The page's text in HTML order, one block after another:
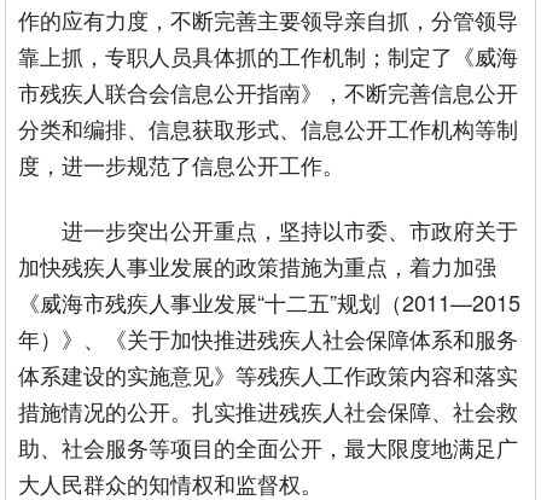
作的应有力度，不断完善主要领导亲自抓，分管领导
靠上抓，专职人员具体抓的工作机制；制定了《威海
市残疾人联合会信息公开指南》，不断完善信息公开
分类和编排、信息获取形式、信息公开工作机构等制
度，进一步规范了信息公开工作。
进一步突出公开重点，坚持以市委、市政府关于
加快残疾人事业发展的政策措施为重点，着力加强
《威海市残疾人事业发展“十二五”规划（2011—2015
年）》、《关于加快推进残疾人社会保障体系和服务
体系建设的实施意见》等残疾人工作政策内容和落实
措施情况的公开。扎实推进残疾人社会保障、社会救
助、社会服务等项目的全面公开，最大限度地满足广
大人民群众的知情权和监督权。